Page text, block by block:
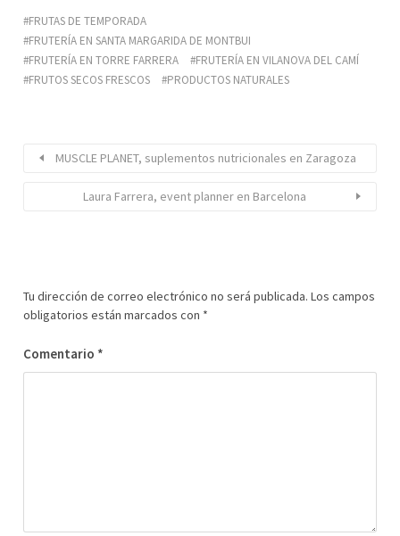
FRUTAS DE TEMPORADA
FRUTERÍA EN SANTA MARGARIDA DE MONTBUI
FRUTERÍA EN TORRE FARRERA
FRUTERÍA EN VILANOVA DEL CAMÍ
FRUTOS SECOS FRESCOS
PRODUCTOS NATURALES
MUSCLE PLANET, suplementos nutricionales en Zaragoza
Laura Farrera, event planner en Barcelona
Tu dirección de correo electrónico no será publicada. Los campos
obligatorios están marcados con *
Comentario *